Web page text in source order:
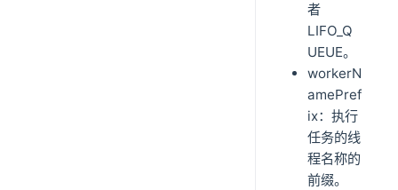
者
LIFO_Q
UEUE。
workerN
amePref
ix：执行
任务的线
程名称的
前缀。